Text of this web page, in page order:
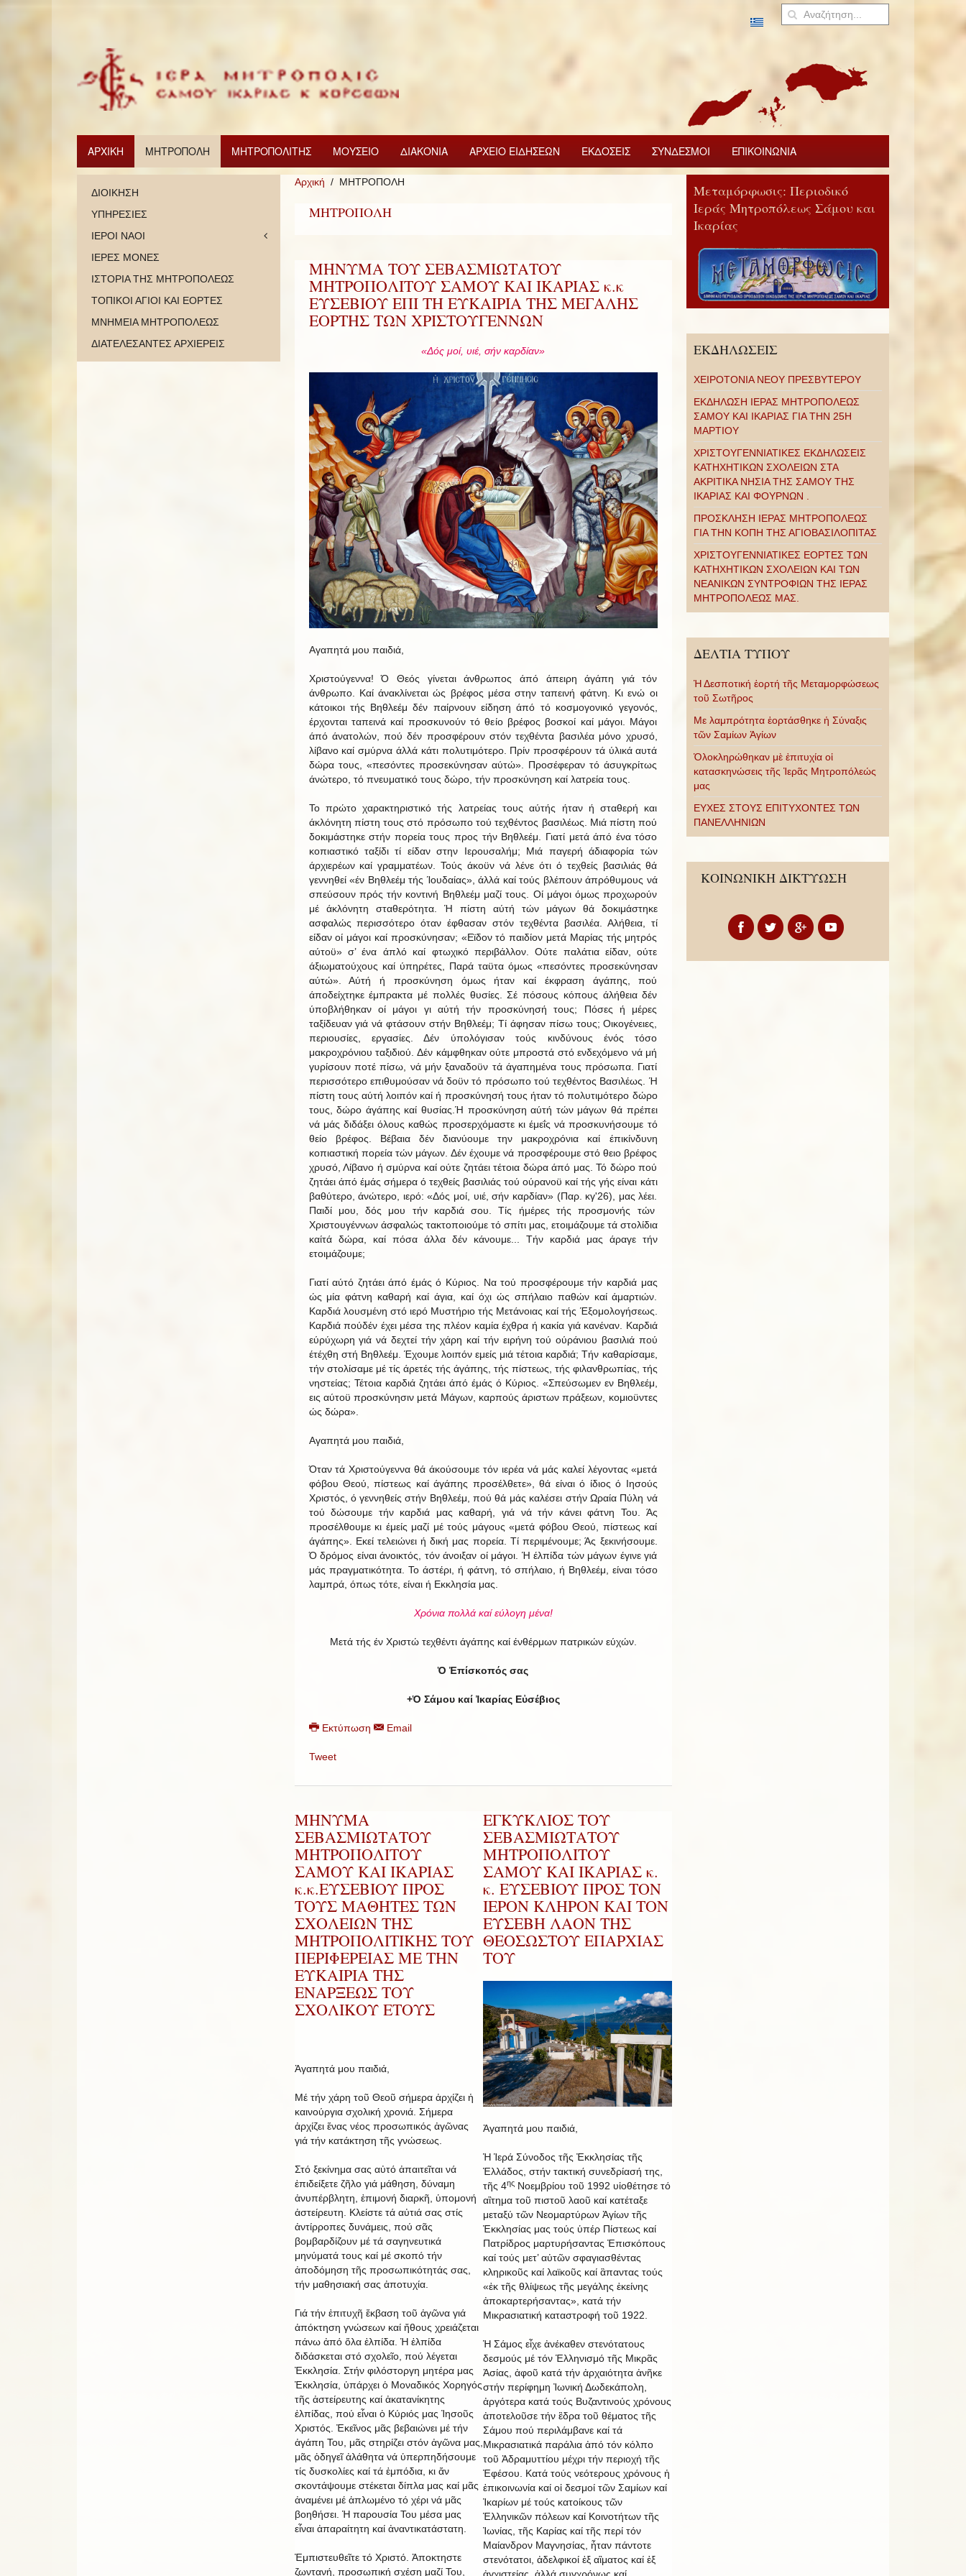
ΑΡΧΙΚΗ ΜΗΤΡΟΠΟΛΗ ΜΗΤΡΟΠΟΛΙΤΗΣ ΜΟΥΣΕΙΟ ΔΙΑΚΟΝΙΑ ΑΡΧΕΙΟ ΕΙΔΗΣΕΩΝ ΕΚΔΟΣΕΙΣ ΣΥΝΔΕΣΜΟΙ ΕΠΙΚΟΙΝΩΝΙΑ
Αρχική ΜΗΤΡΟΠΟΛΗ
ΜΗΤΡΟΠΟΛΗ
ΜΗΝΥΜΑ ΤΟΥ ΣΕΒΑΣΜΙΩΤΑΤΟΥ
ΜΗΤΡΟΠΟΛΙΤΟΥ ΣΑΜΟΥ ΚΑΙ ΙΚΑΡΙΑΣ κ.κ
ΕΥΣΕΒΙΟΥ ΕΠΙ ΤΗ ΕΥΚΑΙΡΙΑ ΤΗΣ ΜΕΓΑΛΗΣ
ΕΟΡΤΗΣ ΤΩΝ ΧΡΙΣΤΟΥΓΕΝΝΩΝ
«Δός μοί, υιέ, σήν καρδίαν»
Αγαπητά μου παιδιά,
Χριστούγεννα! Ό Θεός γίνεται άνθρωπος άπό άπειρη άγάπη γιά τόν
άνθρωπο. Καί άνακλίνεται ώς βρέφος μέσα στην ταπεινή φάτνη. Κι ενώ οι
κάτοικοι τής Βηθλεέμ δέν παίρνουν είδηση άπό τό κοσμογονικό γεγονός,
έρχονται ταπεινά καί προσκυνούν τό θείο βρέφος βοσκοί καί μάγοι. Μάγοι
άπό άνατολών, πού δέν προσφέρουν στόν τεχθέντα βασιλέα μόνο χρυσό,
λίβανο καί σμύρνα άλλά κάτι πολυτιμότερο. Πρίν προσφέρουν τά ύλικά αυτά
δώρα τους, «πεσόντες προσεκύνησαν αύτώ». Προσέφεραν τό άσυγκρίτως
άνώτερο, τό πνευματικό τους δώρο, τήν προσκύνηση καί λατρεία τους.
Το πρώτο χαρακτηριστικό τής λατρείας τους αύτής ήταν ή σταθερή και
άκλόνητη πίστη τους στό πρόσωπο τού τεχθέντος βασιλέως. Μιά πίστη πού
δοκιμάστηκε στήν πορεία τους προς τήν Βηθλεέμ. Γιατί μετά άπό ένα τόσο
κοπιαστικό ταξίδι τί είδαν στην Ιερουσαλήμ; Μιά παγερή άδιαφορία τών
άρχιερέων καί γραμματέων. Τούς άκοϋν νά λένε ότι ό τεχθείς βασιλιάς θά
γεννηθεί «έν Βηθλεέμ τής Ίουδαίας», άλλά καί τούς βλέπουν άπρόθυμους νά
σπεύσουν πρός τήν κοντινή Βηθλεέμ μαζί τους. Οί μάγοι όμως προχωρούν
μέ άκλόνητη σταθερότητα. Ή πίστη αύτή τών μάγων θά δοκιμάστηκε
ασφαλώς περισσότερο όταν έφθασαν στόν τεχθέντα βασιλέα. Αλήθεια, τί
είδαν οί μάγοι καί προσκύνησαν; «Εϊδον τό παιδίον μετά Μαρίας τής μητρός
αύτοϋ» σ’ ένα άπλό καί φτωχικό περιβάλλον. Ούτε παλάτια είδαν, ούτε
άξιωματούχους καί ύπηρέτες, Παρά ταϋτα όμως «πεσόντες προσεκύνησαν
αύτώ». Αύτή ή προσκύνηση όμως ήταν καί έκφραση άγάπης, πού
άποδείχτηκε έμπρακτα μέ πολλές θυσίες. Σέ πόσους κόπους άλήθεια δέν
ύποβλήθηκαν οί μάγοι γι αύτή τήν προσκύνησή τους; Πόσες ή μέρες
ταξίδευαν γιά νά φτάσουν στήν Βηθλεέμ; Τί άφησαν πίσω τους; Οικογένειες,
περιουσίες, εργασίες. Δέν ύπολόγισαν τούς κινδύνους ένός τόσο
μακροχρόνιου ταξιδιού. Δέν κάμφθηκαν ούτε μπροστά στό ενδεχόμενο νά μή
γυρίσουν ποτέ πίσω, νά μήν ξαναδοϋν τά άγαπημένα τους πρόσωπα. Γιατί
περισσότερο επιθυμούσαν νά δοϋν τό πρόσωπο τού τεχθέντος Βασιλέως. Ή
πίστη τους αύτή λοιπόν καί ή προσκύνησή τους ήταν τό πολυτιμότερο δώρο
τους, δώρο άγάπης καί θυσίας.Ή προσκύνηση αύτή τών μάγων θά πρέπει
νά μάς διδάξει όλους καθώς προσερχόμαστε κι έμεΐς νά προσκυνήσουμε τό
θείο βρέφος. Βέβαια δέν διανύουμε την μακροχρόνια καί έπικίνδυνη
κοπιαστική πορεία τών μάγων. Δέν έχουμε νά προσφέρουμε στό θειο βρέφος
χρυσό, Λίβανο ή σμύρνα καί ούτε ζητάει τέτοια δώρα άπό μας. Τό δώρο πού
ζητάει άπό έμάς σήμερα ό τεχθείς βασιλιάς τού ούρανοϋ καί τής γής είναι κάτι
βαθύτερο, άνώτερο, ιερό: «Δός μοί, υιέ, σήν καρδίαν» (Παρ. κγ'26), μας λέει.
Παιδί μου, δός μου τήν καρδιά σου. Τίς ήμέρες τής προσμονής τών
Χριστουγέννων άσφαλώς τακτοποιούμε τό σπίτι μας, ετοιμάζουμε τά στολίδια
καίτά δώρα, καί πόσα άλλα δέν κάνουμε... Τήν καρδιά μας άραγε τήν
ετοιμάζουμε;
Γιατί αύτό ζητάει άπό έμάς ό Κύριος. Να τού προσφέρουμε τήν καρδιά μας
ώς μία φάτνη καθαρή καί άγια, καί όχι ώς σπήλαιο παθών καί άμαρτιών.
Καρδιά λουσμένη στό ιερό Μυστήριο τής Μετάνοιας καί τής Έξομολογήσεως.
Καρδιά πούδέν έχει μέσα της πλέον καμία έχθρα ή κακία γιά κανέναν. Καρδιά
εύρύχωρη γιά νά δεχτεί τήν χάρη καί τήν ειρήνη τού ούράνιου βασιλιά πού
έτέχθη στή Βηθλεέμ. Έχουμε λοιπόν εμείς μιά τέτοια καρδιά; Τήν καθαρίσαμε,
τήν στολίσαμε μέ τίς άρετές τής άγάπης, τής πίστεως, τής φιλανθρωπίας, τής
νηστείας; Τέτοια καρδιά ζητάει άπό έμάς ό Κύριος. «Σπεύσωμεν εν Βηθλεέμ,
εις αύτοϋ προσκύνησιν μετά Μάγων, καρπούς άριστων πράξεων, κομιοϋντες
ώς δώρα».
Αγαπητά μου παιδιά,
Όταν τά Χριστούγεννα θά άκούσουμε τόν ιερέα νά μάς καλεί λέγοντας «μετά
φόβου Θεού, πίστεως καί άγάπης προσέλθετε», θά είναι ό ίδιος ό Ιησούς
Χριστός, ό γεννηθείς στήν Βηθλεέμ, πού θά μάς καλέσει στήν Ωραία Πύλη νά
τού δώσουμε τήν καρδιά μας καθαρή, γιά νά τήν κάνει φάτνη Του. Άς
προσέλθουμε κι έμείς μαζί μέ τούς μάγους «μετά φόβου Θεού, πίστεως καί
άγάπης». Εκεί τελειώνει ή δική μας πορεία. Τί περιμένουμε; Άς ξεκινήσουμε.
Ό δρόμος είναι άνοικτός, τόν άνοιξαν οί μάγοι. Ή έλπίδα τών μάγων έγινε γιά
μάς πραγματικότητα. Το άστέρι, ή φάτνη, τό σπήλαιο, ή Βηθλεέμ, είναι τόσο
λαμπρά, όπως τότε, είναι ή Εκκλησία μας.
Χρόνια πολλά καί εύλογη μένα!
Μετά τής έν Χριστώ τεχθέντι άγάπης καί ένθέρμων πατρικών εύχών.
Ὁ Ἐπίσκοπός σας
+Ὁ Σάμου καί Ἰκαρίας Εὐσέβιος
Εκτύπωση Email
Tweet
ΜΗΝΥΜΑ
ΣΕΒΑΣΜΙΩΤΑΤΟΥ
ΜΗΤΡΟΠΟΛΙΤΟΥ
ΣΑΜΟΥ ΚΑΙ ΙΚΑΡΙΑΣ
κ.κ.ΕΥΣΕΒΙΟΥ ΠΡΟΣ
ΤΟΥΣ ΜΑΘΗΤΕΣ ΤΩΝ
ΣΧΟΛΕΙΩΝ ΤΗΣ
ΜΗΤΡΟΠΟΛΙΤΙΚΗΣ ΤΟΥ
ΠΕΡΙΦΕΡΕΙΑΣ ΜΕ ΤΗΝ
ΕΥΚΑΙΡΙΑ ΤΗΣ
ΕΝΑΡΞΕΩΣ ΤΟΥ
ΣΧΟΛΙΚΟΥ ΕΤΟΥΣ
Ἀγαπητά μου παιδιά,
Μέ τήν χάρη τοῦ Θεοῦ σήμερα ἀρχίζει ἡ
καινούργια σχολική χρονιά. Σήμερα
ἀρχίζει ἕνας νέος προσωπικός ἀγῶνας
γιά τήν κατάκτηση τῆς γνώσεως.
Στό ξεκίνημα σας αὐτό ἀπαιτεῖται νά
ἐπιδείξετε ζῆλο γιά μάθηση, δύναμη
ἀνυπέρβλητη, ἐπιμονή διαρκῆ, ὑπομονή
ἀστείρευτη. Κλείστε τά αὐτιά σας στίς
ἀντίρροπες δυνάμεις, πού σᾶς
βομβαρδίζουν μέ τά σαγηνευτικά
μηνύματά τους καί μέ σκοπό τήν
ἀποδόμηση τῆς προσωπικότητάς σας,
τήν μαθησιακή σας ἀποτυχία.
Γιά τήν ἐπιτυχῆ ἔκβαση τοῦ ἀγῶνα γιά
ἀπόκτηση γνώσεων καί ἤθους χρειάζεται
πάνω ἀπό ὅλα ἐλπίδα. Ἡ ἐλπίδα
διδάσκεται στό σχολεῖο, πού λέγεται
Ἐκκλησία. Στήν φιλόστοργη μητέρα μας
Ἐκκλησία, ὑπάρχει ὁ Μοναδικός Χορηγός
τῆς ἀστείρευτης καί ἀκατανίκητης
ἐλπίδας, πού εἶναι ὁ Κύριός μας Ἰησοῦς
Χριστός. Ἐκεῖνος μᾶς βεβαιώνει μέ τήν
ἀγάπη Του, μᾶς στηρίζει στόν ἀγῶνα μας,
μᾶς ὁδηγεῖ ἀλάθητα νά ὑπερπηδήσουμε
τίς δυσκολίες καί τά ἐμπόδια, κι ἄν
σκοντάψουμε στέκεται δίπλα μας καί μᾶς
ἀναμένει μέ ἁπλωμένο τό χέρι νά μᾶς
βοηθήσει. Ἡ παρουσία Του μέσα μας
εἶναι ἀπαραίτητη καί ἀναντικατάστατη.
Ἐμπιστευθεῖτε τό Χριστό. Ἀποκτηστε
ζωντανή, προσωπική σχέση μαζί Του,
ΕΓΚΥΚΛΙΟΣ ΤΟΥ
ΣΕΒΑΣΜΙΩΤΑΤΟΥ
ΜΗΤΡΟΠΟΛΙΤΟΥ
ΣΑΜΟΥ ΚΑΙ ΙΚΑΡΙΑΣ κ.
κ. ΕΥΣΕΒΙΟΥ ΠΡΟΣ ΤΟΝ
ΙΕΡΟΝ ΚΛΗΡΟΝ ΚΑΙ ΤΟΝ
ΕΥΣΕΒΗ ΛΑΟΝ ΤΗΣ
ΘΕΟΣΩΣΤΟΥ ΕΠΑΡΧΙΑΣ
ΤΟΥ
Ἀγαπητά μου παιδιά,
Ἡ Ἱερά Σύνοδος τῆς Ἐκκλησίας τῆς
Ἑλλάδος, στήν τακτική συνεδρίασή της,
τῆς 4ης Νοεμβρίου τοῦ 1992 υἱοθέτησε τό
αἲτημα τοῦ πιστοῦ λαοῦ καί κατέταξε
μεταξύ τῶν Νεομαρτύρων Ἁγίων τῆς
Ἐκκλησίας μας τούς ὑπέρ Πίστεως καί
Πατρίδρος μαρτυρήσαντας Ἐπισκόπους
καί τούς μετ’ αὐτῶν σφαγιασθέντας
κληρικοῦς καί λαϊκοῦς καί ἃπαντας τούς
«ἐκ τῆς θλίψεως τῆς μεγάλης ἐκείνης
ἀποκαρτερήσαντας», κατά τήν
Μικρασιατική καταστροφή τοῦ 1922.
Ἡ Σάμος εἶχε ἀνέκαθεν στενότατους
δεσμούς μέ τόν Ἑλληνισμό τῆς Μικρᾶς
Ἀσίας, ἀφοῦ κατά τήν ἀρχαιότητα ἀνῆκε
στήν περίφημη Ἰωνική Δωδεκάπολη,
ἀργότερα κατά τούς Βυζαντινούς χρόνους
ἀποτελοῦσε τήν ἒδρα τοῦ θέματος τῆς
Σάμου πού περιλάμβανε καί τά
Μικρασιατικά παράλια ἀπό τόν κόλπο
τοῦ Ἀδραμυττίου μέχρι τήν περιοχή τῆς
Ἐφέσου. Κατά τούς νεότερους χρόνους ἡ
ἐπικοινωνία καί οἱ δεσμοί τῶν Σαμίων καί
Ἰκαρίων μέ τούς κατοίκους τῶν
Ἑλληνικῶν πόλεων καί Κοινοτήτων τῆς
Ἰωνίας, τῆς Καρίας καί τῆς περί τόν
Μαίανδρον Μαγνησίας, ἦταν πάντοτε
στενότατοι, ἀδελφικοί ἐξ αἳματος καί ἐξ
ΔΙΟΙΚΗΣΗ
ΥΠΗΡΕΣΙΕΣ
ΙΕΡΟΙ ΝΑΟΙ
ΙΕΡΕΣ ΜΟΝΕΣ
ΙΣΤΟΡΙΑ ΤΗΣ ΜΗΤΡΟΠΟΛΕΩΣ
ΤΟΠΙΚΟΙ ΑΓΙΟΙ ΚΑΙ ΕΟΡΤΕΣ
ΜΝΗΜΕΙΑ ΜΗΤΡΟΠΟΛΕΩΣ
ΔΙΑΤΕΛΕΣΑΝΤΕΣ ΑΡΧΙΕΡΕΙΣ
Μεταμόρφωσις: Περιοδικό
Ιεράς Μητροπόλεως Σάμου και
Ικαρίας
ΕΚΔΗΛΩΣΕΙΣ
ΧΕΙΡΟΤΟΝΙΑ ΝΕΟΥ ΠΡΕΣΒΥΤΕΡΟΥ
ΕΚΔΗΛΩΣΗ ΙΕΡΑΣ ΜΗΤΡΟΠΟΛΕΩΣ
ΣΑΜΟΥ ΚΑΙ ΙΚΑΡΙΑΣ ΓΙΑ ΤΗΝ 25Η
ΜΑΡΤΙΟΥ
ΧΡΙΣΤΟΥΓΕΝΝΙΑΤΙΚΕΣ ΕΚΔΗΛΩΣΕΙΣ
ΚΑΤΗΧΗΤΙΚΩΝ ΣΧΟΛΕΙΩΝ ΣΤΑ
ΑΚΡΙΤΙΚΑ ΝΗΣΙΑ ΤΗΣ ΣΑΜΟΥ ΤΗΣ
ΙΚΑΡΙΑΣ ΚΑΙ ΦΟΥΡΝΩΝ .
ΠΡΟΣΚΛΗΣΗ ΙΕΡΑΣ ΜΗΤΡΟΠΟΛΕΩΣ
ΓΙΑ ΤΗΝ ΚΟΠΗ ΤΗΣ ΑΓΙΟΒΑΣΙΛΟΠΙΤΑΣ
ΧΡΙΣΤΟΥΓΕΝΝΙΑΤΙΚΕΣ ΕΟΡΤΕΣ ΤΩΝ
ΚΑΤΗΧΗΤΙΚΩΝ ΣΧΟΛΕΙΩΝ ΚΑΙ ΤΩΝ
ΝΕΑΝΙΚΩΝ ΣΥΝΤΡΟΦΙΩΝ ΤΗΣ ΙΕΡΑΣ
ΜΗΤΡΟΠΟΛΕΩΣ ΜΑΣ.
ΔΕΛΤΙΑ ΤΥΠΟΥ
Ἡ Δεσποτική ἑορτή τῆς Μεταμορφώσεως
τοῦ Σωτῆρος
Με λαμπρότητα ἑορτάσθηκε ἡ Σύναξις
τῶν Σαμίων Ἁγίων
Ὁλοκληρώθηκαν μὲ ἐπιτυχία οἱ
κατασκηνώσεις τῆς Ἱερᾶς Μητροπόλεώς
μας
ΕΥΧΕΣ ΣΤΟΥΣ ΕΠΙΤΥΧΟΝΤΕΣ ΤΩΝ
ΠΑΝΕΛΛΗΝΙΩΝ
ΚΟΙΝΩΝΙΚΗ ΔΙΚΤΥΩΣΗ